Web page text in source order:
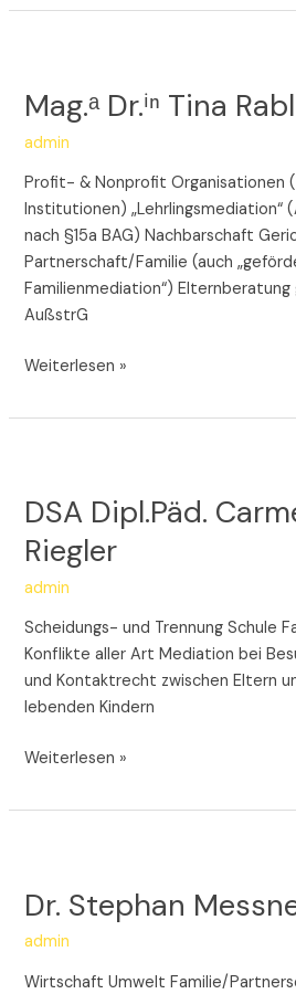
Mag.ᵃ Dr.ⁱⁿ Tina Rabl
admin
Profit- & Nonprofit Organisationen
Institutionen) „Lehrlingsmediation“
nach §15a BAG) Nachbarschaft
Partnerschaft/Familie (auch
Familienmediation“) Elternberatung
AußstrG
Tina
Weiterlesen »
DSA Dipl.Päd.
Riegler
admin
Scheidungs- und Trennung Schule
Konflikte aller Art Mediation bei
und Kontaktrecht zwischen Eltern
lebenden Kindern
Carmen
Riegler
Weiterlesen »
Dr. Stephan
admin
Wirtschaft Umwelt Familie/
Messner